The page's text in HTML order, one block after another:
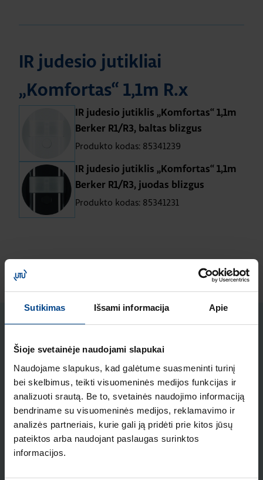
Sutikimas Išsami informacija Apie
Šioje svetainėje naudojami slapukai
Naudojame slapukus, kad galėtume suasmeninti turinį
bei skelbimus, teikti visuomeninės medijos funkcijas ir
analizuoti srautą. Be to, svetainės naudojimo informaciją
bendriname su visuomeninės medijos, reklamavimo ir
analizės partneriais, kurie gali ją pridėti prie kitos jūsų
pateiktos arba naudojant paslaugas surinktos
informacijos.
IR judesio jutikliai
„Komfortas“ 1,1m R.x
IR judesio jutiklis „Komfortas“ 1,1m
Berker R1/R3, baltas blizgus
Produkto kodas: 85341239
IR judesio jutiklis „Komfortas“ 1,1m
Berker R1/R3, juodas blizgus
Produkto kodas: 85341231
STRAIPSNIAI
ELEKTROS INSTALIACIJOS
GAMINIAI
18.2.2026
HAGER lumina intense
– kainos ir kokybės
standartas Europoje